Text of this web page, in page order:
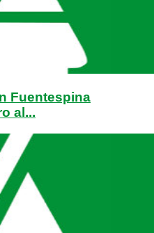
Fuentespina
al...